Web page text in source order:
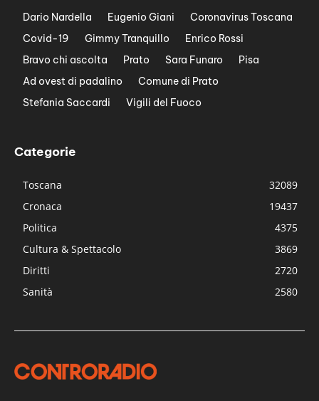
Dario Nardella
Eugenio Giani
Coronavirus Toscana
Covid-19
Gimmy Tranquillo
Enrico Rossi
Bravo chi ascolta
Prato Sara Funaro
Pisa
Ad ovest di padalino
Comune di Prato
Stefania Saccardi
Vigili del Fuoco
Categorie
Toscana
32089
Cronaca
19437
Politica
4375
Cultura & Spettacolo
3869
Diritti
2720
Sanità
2580